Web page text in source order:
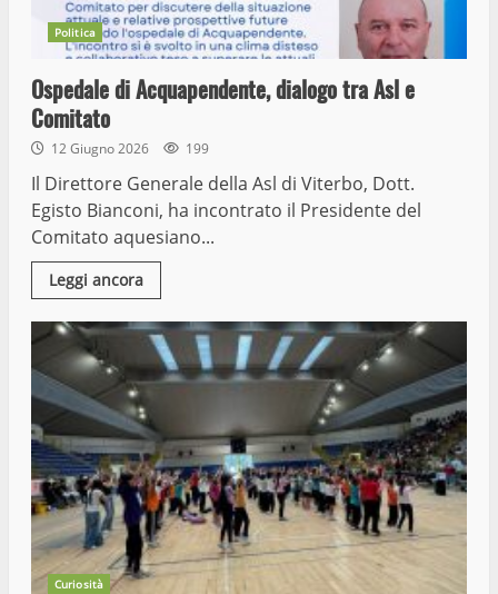
Politica
Ospedale di Acquapendente, dialogo tra Asl e
Comitato
12 Giugno 2026 199
Il Direttore Generale della Asl di Viterbo, Dott.
Egisto Bianconi, ha incontrato il Presidente del
Comitato aquesiano...
Leggi ancora
Curiosità